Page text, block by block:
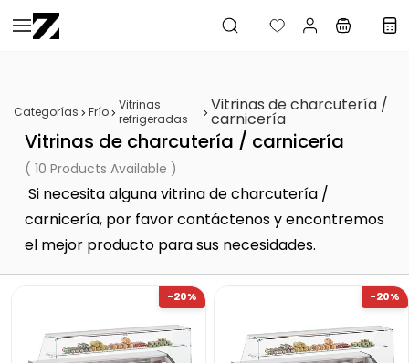
Saltar al
contenido
Categorías Frío
Vitrinas
refrigeradas
Vitrinas de charcutería /
carnicería
Vitrinas de charcutería / carnicería
( 10 Products Available )
Si necesita alguna vitrina de charcutería /
carnicería, por favor contáctenos y encontremos
el mejor producto para sus necesidades.
-20% -20%